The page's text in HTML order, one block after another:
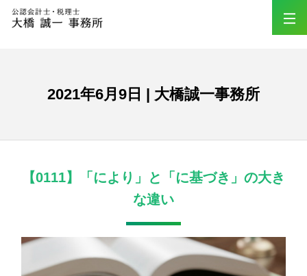
2021年6月9日 | 大橋誠一事務所
【0111】「により」と「に基づき」の大き
な違い